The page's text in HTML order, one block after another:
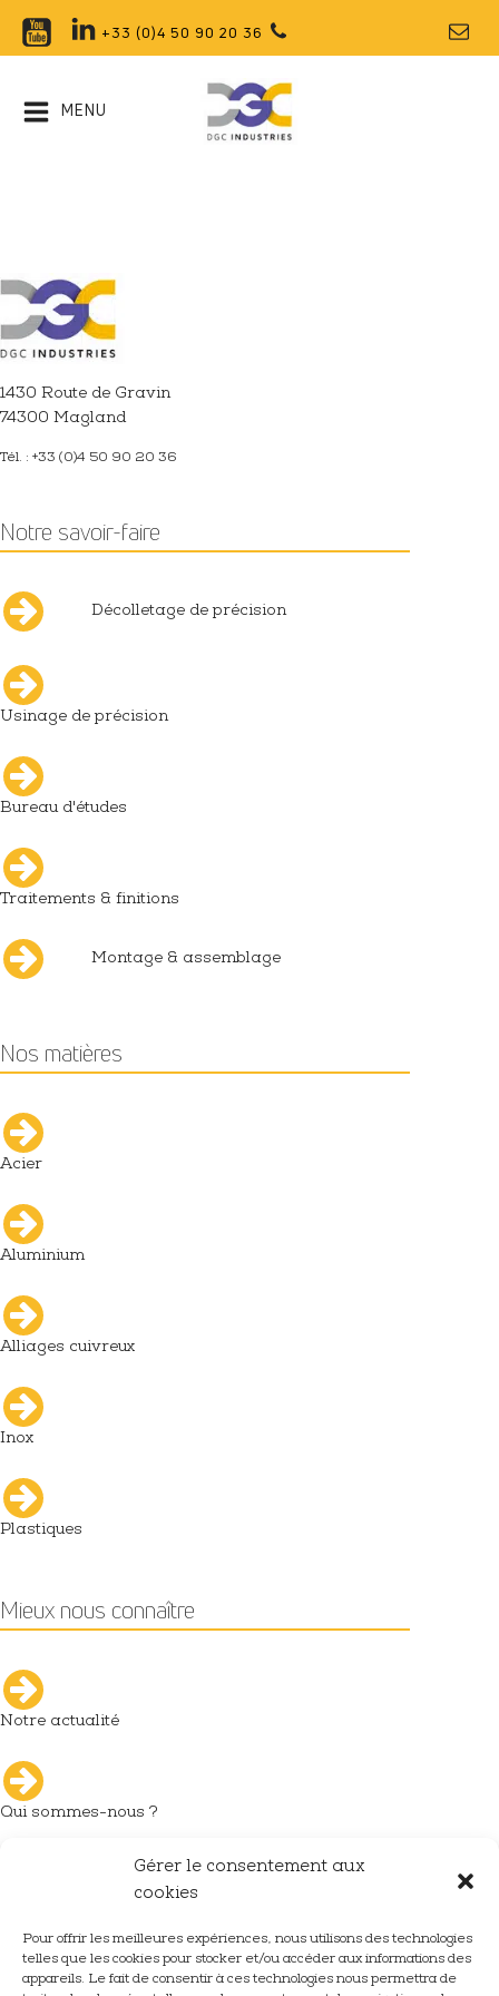
Gérer le consentement aux
cookies
Pour offrir les meilleures expériences, nous utilisons des technologies
telles que les cookies pour stocker et/ou accéder aux informations des
appareils. Le fait de consentir à ces technologies nous permettra de
+33 (0)4 50 90 20 36
MENU
1430 Route de Gravin
74300 Magland
Tél. : +33 (0)4 50 90 20 36
Notre savoir-faire
Décolletage de précision
Usinage de précision
Bureau d'études
Traitements & finitions
Montage & assemblage
Nos matières
Acier
Aluminium
Alliages cuivreux
Inox
Plastiques
Mieux nous connaître
Notre actualité
Qui sommes-nous ?
L'industrie du décolletage
Nous rejoindre